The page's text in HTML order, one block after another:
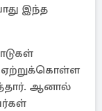
இந்த
ஏற்றுக்கொள்ள
ஆனால்